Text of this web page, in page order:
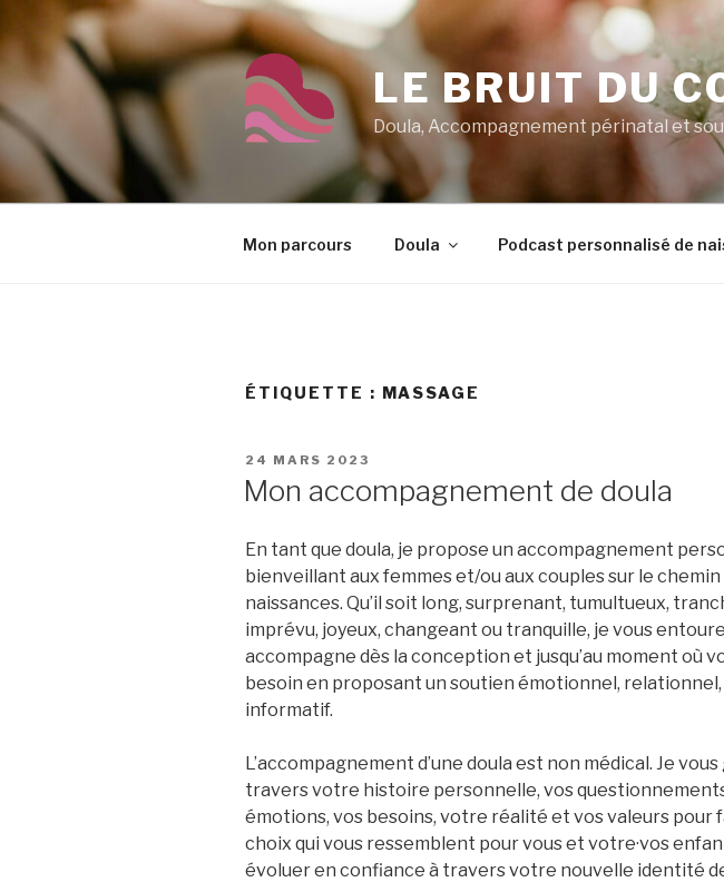
au
contenu
principal
LE BRUIT DU
Doula, Accompagnement périnatal et
Mon parcours Doula Podcast personnalisé de
ÉTIQUETTE : MASSAGE
PUBLIÉ
24 MARS 2023
Mon accompagnement de doula
En tant que doula, je propose un accompagnement
bienveillant aux femmes et/ou aux couples sur le chemin
naissances. Qu’il soit long, surprenant, tumultueux,
imprévu, joyeux, changeant ou tranquille, je vous
accompagne dès la conception et jusqu’au moment où
besoin en proposant un soutien émotionnel,
informatif.
L’accompagnement d’une doula est non médical. Je vous
travers votre histoire personnelle, vos
émotions, vos besoins, votre réalité et vos valeurs pour
choix qui vous ressemblent pour vous et votre·vos
évoluer en confiance à travers votre nouvelle identité